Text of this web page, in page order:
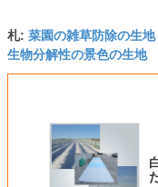
札: 菜園の雑草防除の生地
生物分解性の景色の生地